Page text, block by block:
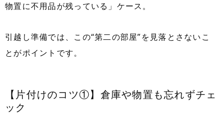
物置に不用品が残っている」ケース。
引越し準備では、この“第二の部屋”を見落とさないこ
とがポイントです。
【片付けのコツ①】倉庫や物置も忘れずチェ
ック